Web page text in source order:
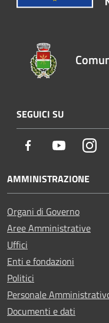
SEGUICI SU
Facebook Youtube
AMMINISTRAZIONE
Organi di Governo
Aree Amministrative
Uffici
Enti e fondazioni
Politici
Personale
Documenti e dati